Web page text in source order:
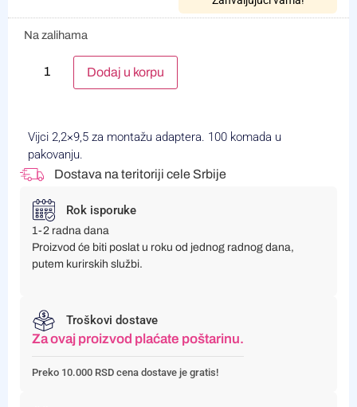
Na zalihama
Dodaj u korpu
Vijci 2,2×9,5 za montažu adaptera. 100 komada u
pakovanju.
Dostava na teritoriji cele Srbije
Rok isporuke
1-2 radna dana
Proizvod će biti poslat u roku od jednog radnog dana,
putem kurirskih službi.
Troškovi dostave
Za ovaj proizvod plaćate poštarinu.
Preko 10.000 RSD cena dostave je gratis!